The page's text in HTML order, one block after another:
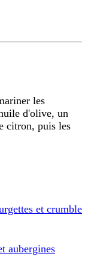
les
d'olive, un
citron, puis les
et crumble
aubergines